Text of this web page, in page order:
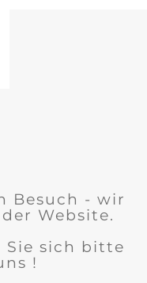
Besuch - wir
Website.
Sie sich bitte
!